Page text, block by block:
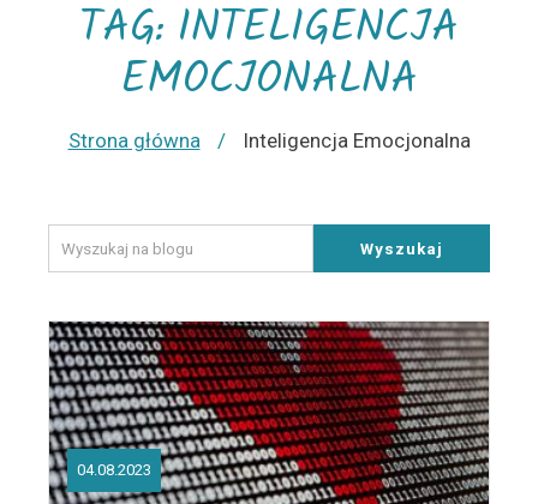
TAG: INTELIGENCJA
EMOCJONALNA
Strona główna / Inteligencja Emocjonalna
Wyszukaj
04.08.2023